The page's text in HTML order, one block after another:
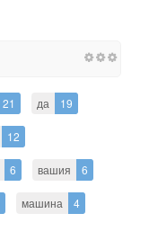
21 да 19
12
6 вашия 6
машина 4